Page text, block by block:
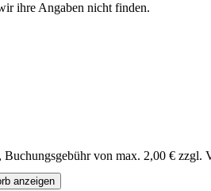
ihre Angaben nicht finden.
von max. 2,00 € zzgl.
anzeigen